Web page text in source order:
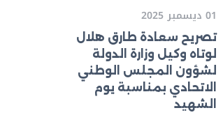
01 ديسمبر 2025
تصريح سعادة طارق هلال
لوتاه وكيل وزارة الدولة
لشؤون المجلس الوطني
الاتحادي بمناسبة يوم
الشهيد